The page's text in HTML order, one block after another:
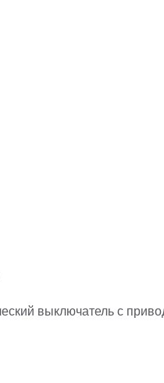
выключатель с